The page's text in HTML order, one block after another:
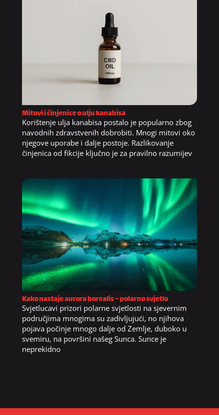
Mitovi i činjenice o ulju kanabisa
Korištenje ulja kanabisa postalo je popularno zbog
navodnih zdravstvenih dobrobiti. Mnogi mitovi oko
njegove uporabe i dalje postoje. Razlikovanje
činjenica od fikcije ključno je za pravilno razumijev
Kako nastaje aurora borealis – polarno svjetlo
Svjetlucavi prizori polarne svjetlosti na sjevernim
područjima mnogima su zadivljujući, no njihova
pojava počinje mnogo dalje od Zemlje, duboko u
svemiru, na površini našeg Sunca. Sunce je
neprekidno